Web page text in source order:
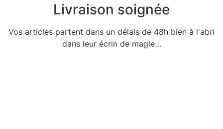
Livraison soignée
Vos articles partent dans un délais de 48h bien à l'abri
dans leur écrin de magie…